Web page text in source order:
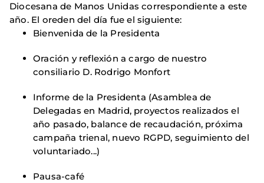
Diocesana de Manos Unidas correspondiente a este
año. El oreden del día fue el siguiente:
Bienvenida de la Presidenta
Oración y reflexión a cargo de nuestro
consiliario D. Rodrigo Monfort
Informe de la Presidenta (Asamblea de
Delegadas en Madrid, proyectos realizados el
año pasado, balance de recaudación, próxima
campaña trienal, nuevo RGPD, seguimiento del
voluntariado...)
Pausa-café